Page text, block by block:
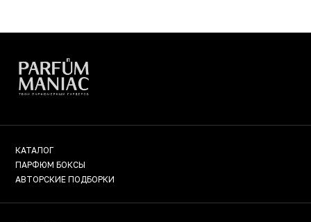
КАТАЛОГ
ПАРФЮМ БОКСЫ
АВТОРСКИЕ ПОДБОРКИ